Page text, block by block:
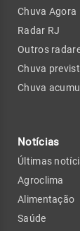
Chuva Agora
Radar RJ
Outros
Chuva
Chuva
Notícias
Últimas
Agroclima
Alimentação
Saúde